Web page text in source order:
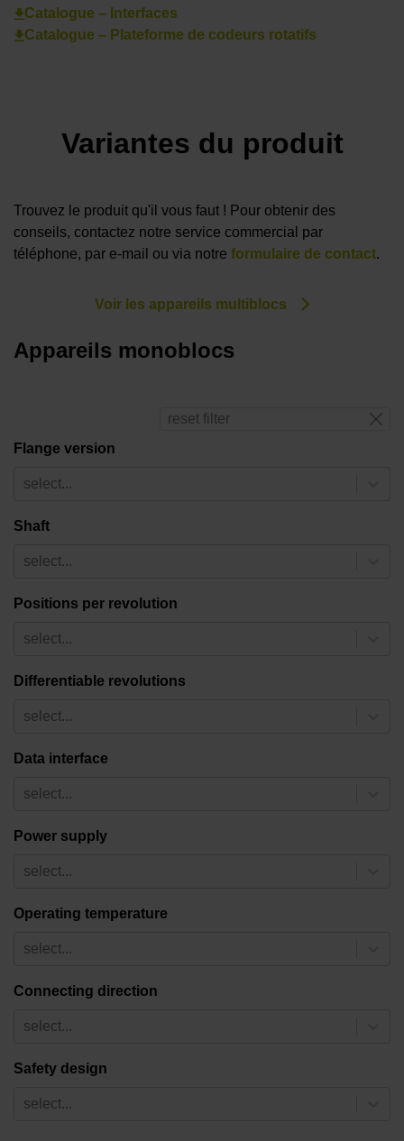
Catalogue – Interfaces
Catalogue – Plateforme de codeurs rotatifs
Variantes du produit
Trouvez le produit qu'il vous faut ! Pour obtenir des
conseils, contactez notre service commercial par
téléphone, par e-mail ou via notre formulaire de contact.
Voir les appareils multiblocs
Appareils monoblocs
reset filter
Flange version
select...
Shaft
select...
Positions per revolution
select...
Differentiable revolutions
select...
Data interface
select...
Power supply
select...
Operating temperature
select...
Connecting direction
select...
Safety design
select...